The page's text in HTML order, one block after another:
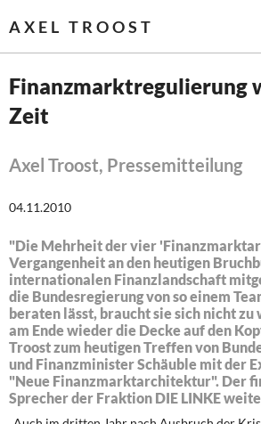
AXEL TROOST
Startseite
Themen
Leitlinien linker Wirtschafts- und
Wirtschaftspolitik
Steuer- und Finanzpolitik
Öffentliche Infrastruktur und
Eurokrise und Griechenland
DIE LINKE
Finanzmarktregulierung
Zeit
Axel Troost, Pressemitteilung
04.11.2010
"Die Mehrheit der vier
Vergangenheit an den heutigen
internationalen Finanzlandschaft
die Bundesregierung von so einem
beraten lässt, braucht sie sich nicht zu
am Ende wieder die Decke auf den
Troost zum heutigen Treffen von
und Finanzminister Schäuble mit der
"Neue Finanzmarktarchitektur". Der
Sprecher der Fraktion DIE LINKE